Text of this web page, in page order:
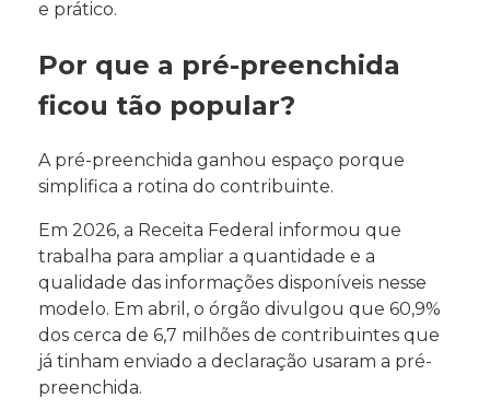
e prático.
Por que a pré-preenchida
ficou tão popular?
A pré-preenchida ganhou espaço porque
simplifica a rotina do contribuinte.
Em 2026, a Receita Federal informou que
trabalha para ampliar a quantidade e a
qualidade das informações disponíveis nesse
modelo. Em abril, o órgão divulgou que 60,9%
dos cerca de 6,7 milhões de contribuintes que
já tinham enviado a declaração usaram a pré-
preenchida.